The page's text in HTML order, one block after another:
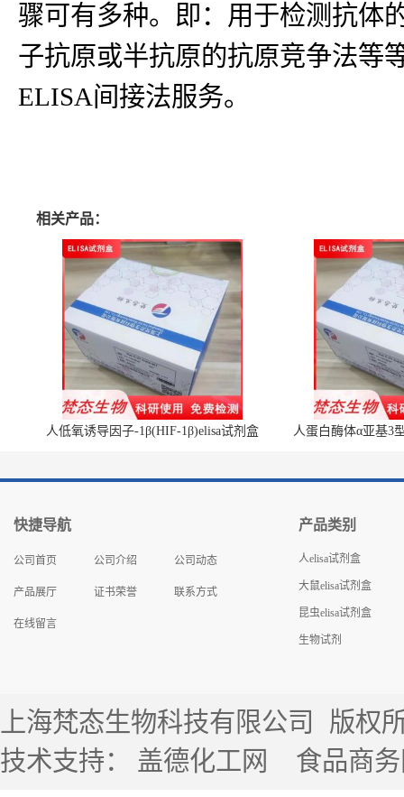
骤可有多种。即：用于检测抗体
子抗原或半抗原的抗原竞争法等
ELISA间接法服务。
相关产品：
人低氧诱导因子-1β(HIF-1β)elisa试剂盒 人蛋白酶体α亚基3
快捷导航
公司首页 公司介绍 公司动态
产品展厅 证书荣誉 联系方式
在线留言
产品类别
人elisa试剂盒
大鼠elisa试剂盒
昆虫elisa试剂盒
生物试剂
上海梵态生物科技有限公司
版权
技术支持： 盖德化工网 食品商